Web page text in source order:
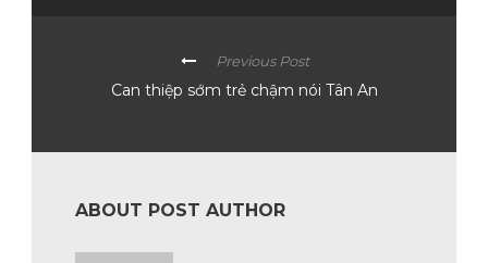
Previous Post
Can thiệp sớm trẻ chậm nói Tân An
ABOUT POST AUTHOR